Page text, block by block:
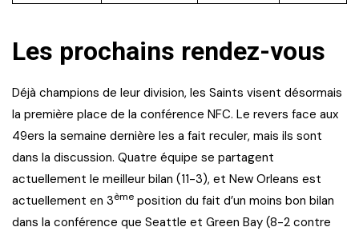
Les prochains rendez-vous
Déjà champions de leur division, les Saints visent désormais
la première place de la conférence NFC. Le revers face aux
49ers la semaine dernière les a fait reculer, mais ils sont
dans la discussion. Quatre équipe se partagent
actuellement le meilleur bilan (11-3), et New Orleans est
actuellement en 3ème position du fait d’un moins bon bilan
dans la conférence que Seattle et Green Bay (8-2 contre